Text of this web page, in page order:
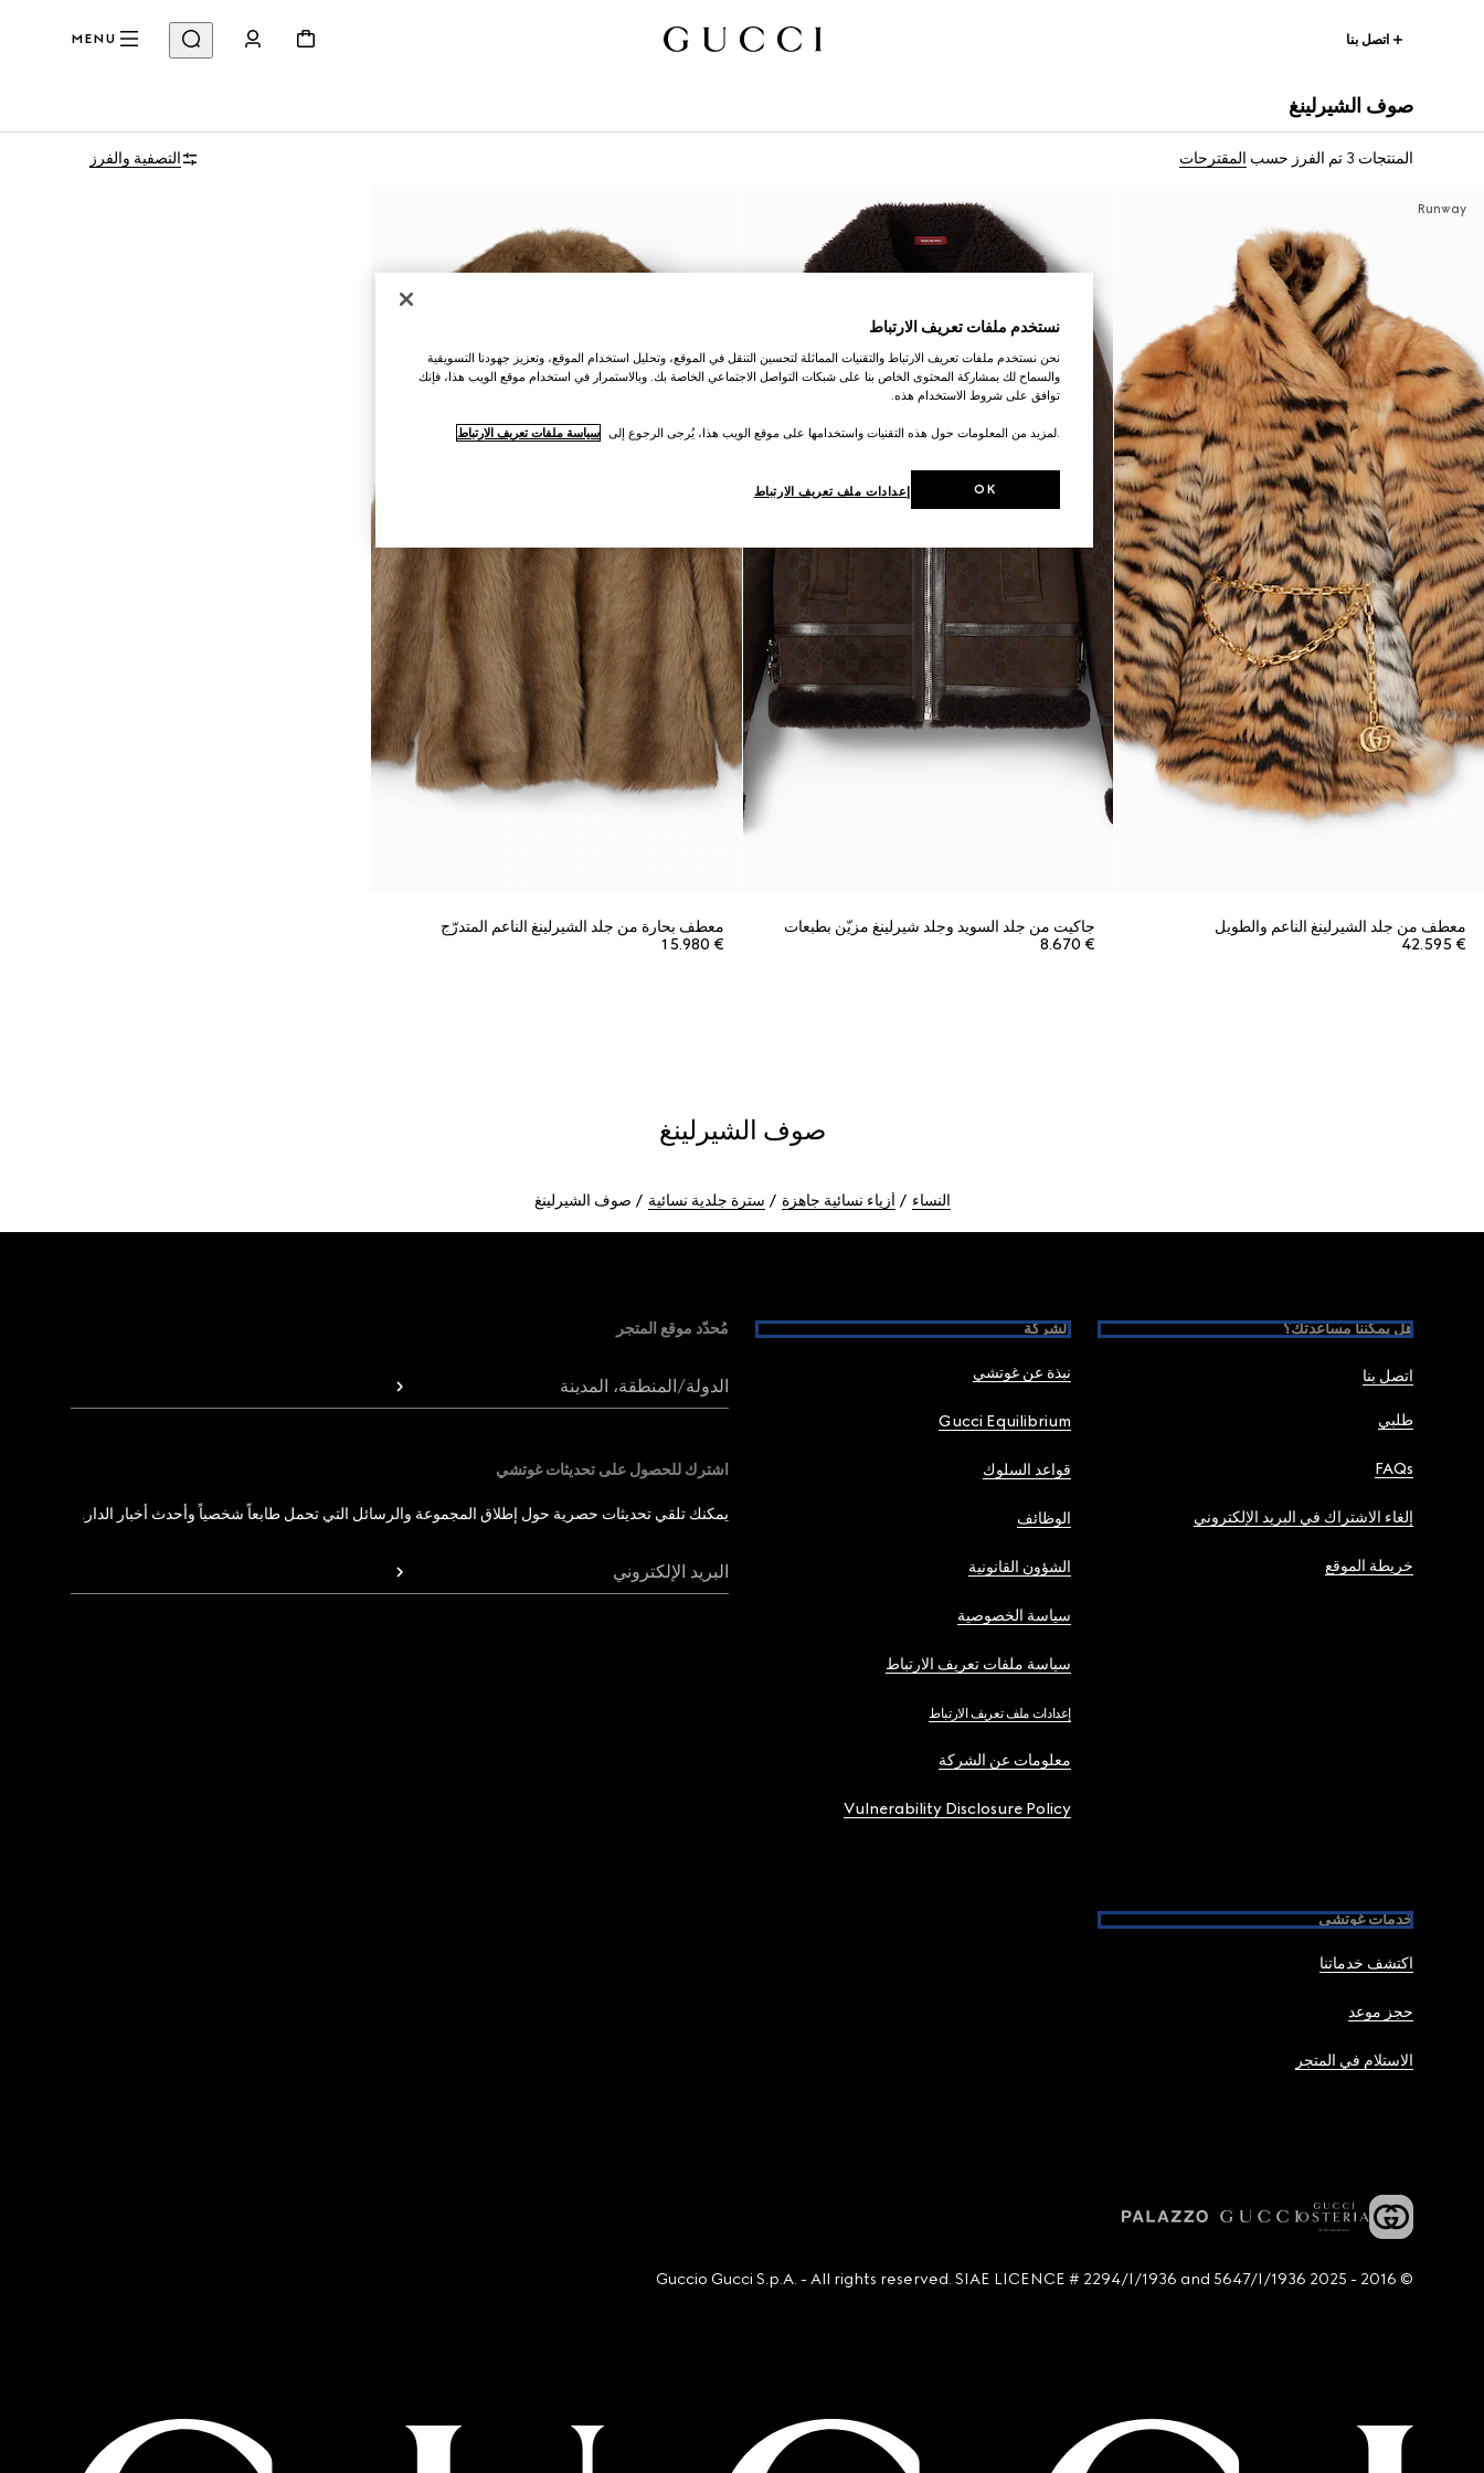
اتصل بنا MENU
صوف الشيرلينغ
المنتجات 3 تم الفرز حسب المقترحات التصفية والفرز
Runway
معطف من جلد الشيرلينغ الناعم والطويل
€ 42.595
جاكيت من جلد السويد وجلد شيرلينغ مزيّن بطبعات
€ 8.670
معطف بحارة من جلد الشيرلينغ الناعم المتدرّج
€ 15.980
صوف الشيرلينغ
النساء أزياء نسائية جاهزة سترة جلدية نسائية صوف الشيرلينغ
هل يمكننا مساعدتك؟
اتصل بنا
طلبي
FAQs
إلغاء الاشتراك في البريد الإلكتروني
خريطة الموقع
الشركة
نبذة عن غوتشي
Gucci Equilibrium
قواعد السلوك
الوظائف
الشؤون القانونية
سياسة الخصوصية
سياسة ملفات تعريف الارتباط
إعدادات ملف تعريف الارتباط
معلومات عن الشركة
Vulnerability Disclosure Policy
خدمات غوتشي
اكتشف خدماتنا
حجز موعد
الاستلام في المتجر
مُحدّد موقع المتجر
الدولة/المنطقة، المدينة
اشترك للحصول على تحديثات غوتشي
يمكنك تلقي تحديثات حصرية حول إطلاق المجموعة والرسائل التي تحمل طابعاً شخصياً وأحدث أخبار الدار.
البريد الإلكتروني
© 2016 - 2025 Guccio Gucci S.p.A. - All rights reserved. SIAE LICENCE # 2294/I/1936 and 5647/I/1936
نستخدم ملفات تعريف الارتباط
نحن نستخدم ملفات تعريف الارتباط والتقنيات المماثلة لتحسين التنقل في الموقع، وتحليل استخدام الموقع، وتعزيز جهودنا التسويقية
والسماح لك بمشاركة المحتوى الخاص بنا على شبكات التواصل الاجتماعي الخاصة بك. وبالاستمرار في استخدام موقع الويب هذا، فإنك
توافق على شروط الاستخدام هذه.
.لمزيد من المعلومات حول هذه التقنيات واستخدامها على موقع الويب هذا، يُرجى الرجوع إلى سياسة ملفات تعريف الارتباط
إعدادات ملف تعريف الارتباط OK